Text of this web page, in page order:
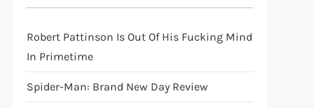
Robert Pattinson Is Out Of His Fucking Mind
In Primetime
Spider-Man: Brand New Day Review